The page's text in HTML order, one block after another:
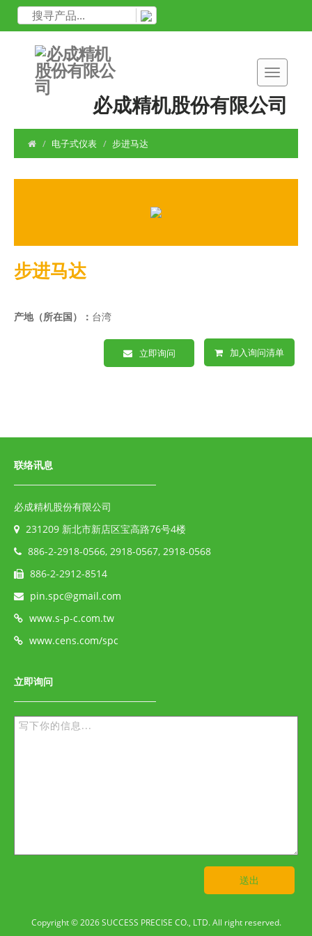
必成精机股份有限公司
电子式仪表 步进马达
步进马达
产地（所在国）： 台湾
立即询问 加入询问清单
联络讯息
必成精机股份有限公司
231209 新北市新店区宝高路76号4楼
886-2-2918-0566, 2918-0567, 2918-0568
886-2-2912-8514
pin.spc@gmail.com
www.s-p-c.com.tw
www.cens.com/spc
立即询问
送出
Copyright © 2026 SUCCESS PRECISE CO., LTD. All right reserved.